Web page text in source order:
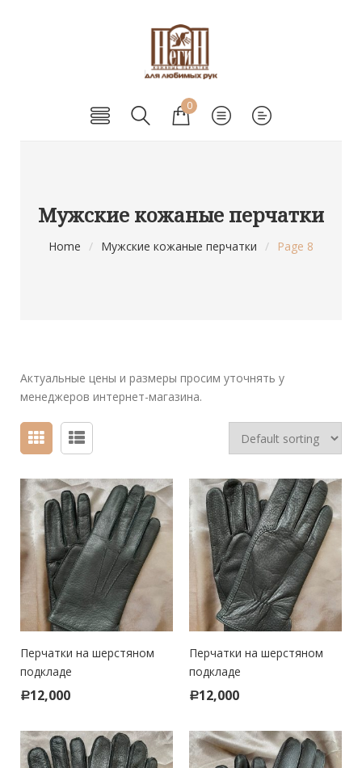
0
Мужские кожаные перчатки
Home / Мужские кожаные перчатки / Page 8
Актуальные цены и размеры просим уточнять у
менеджеров интернет-магазина.
Перчатки на шерстяном
подкладе
Р12,000
Перчатки на шерстяном
подкладе
Р12,000